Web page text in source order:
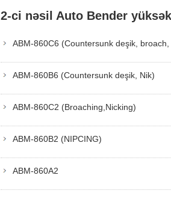
2-ci nəsil Auto Bender
ABM-860C6 (Countersunk deşik, broach,
ABM-860B6 (Countersunk deşik, Nik)
ABM-860C2 (Broaching,Nicking)
ABM-860B2 (NIPCING)
ABM-860A2